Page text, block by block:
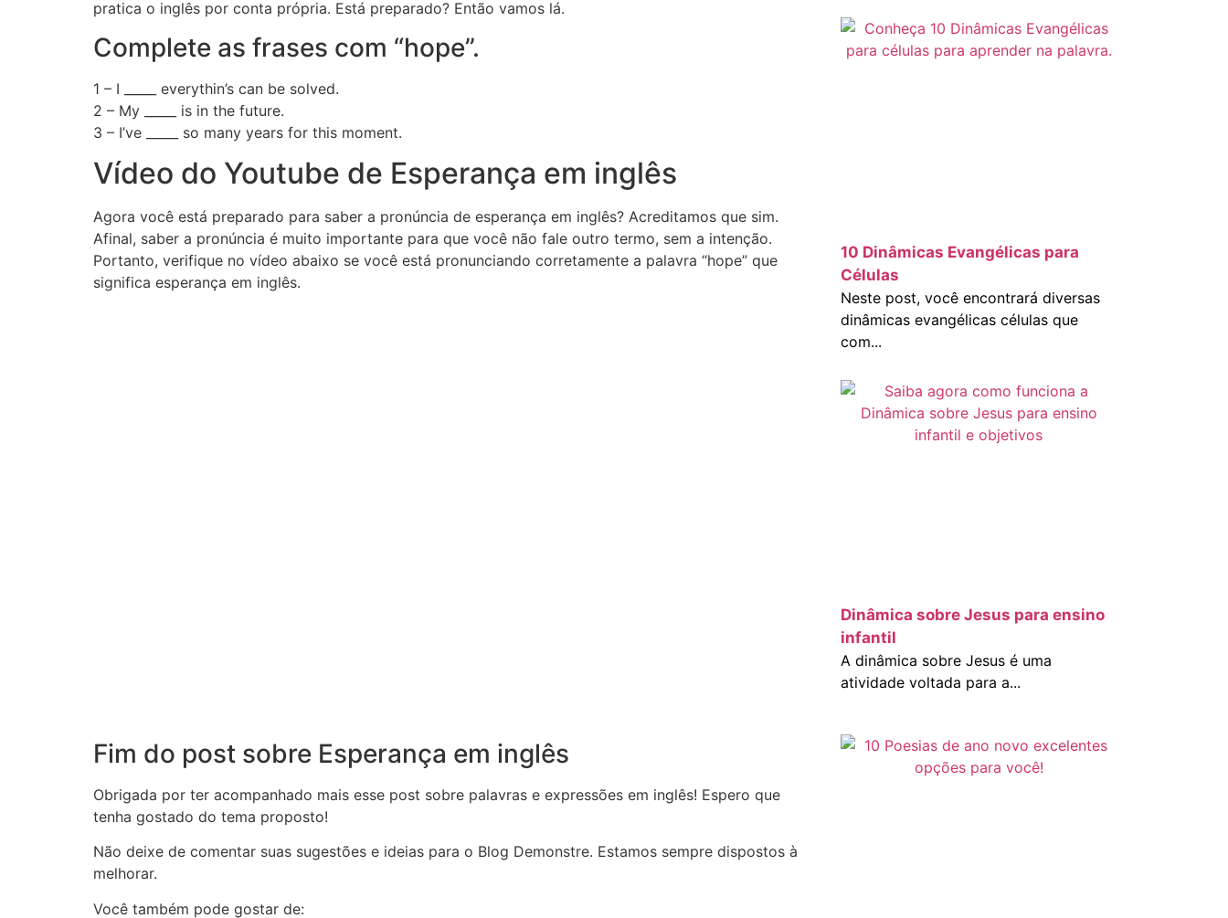
pratica o inglês por conta própria. Está preparado? Então vamos lá.
Complete as frases com “hope”.
1 – I _____ everythin’s can be solved.
2 – My _____ is in the future.
3 – I’ve _____ so many years for this moment.
Vídeo do Youtube de Esperança em inglês
Agora você está preparado para saber a pronúncia de esperança em inglês? Acreditamos que sim.
Afinal, saber a pronúncia é muito importante para que você não fale outro termo, sem a intenção.
Portanto, verifique no vídeo abaixo se você está pronunciando corretamente a palavra “hope” que
significa esperança em inglês.
Fim do post sobre Esperança em inglês
Obrigada por ter acompanhado mais esse post sobre palavras e expressões em inglês! Espero que
tenha gostado do tema proposto!
Não deixe de comentar suas sugestões e ideias para o Blog Demonstre. Estamos sempre dispostos à
melhorar.
Você também pode gostar de:
10 Dinâmicas Evangélicas para
Células
Neste post, você encontrará diversas
dinâmicas evangélicas células que
com...
Dinâmica sobre Jesus para ensino
infantil
A dinâmica sobre Jesus é uma
atividade voltada para a...